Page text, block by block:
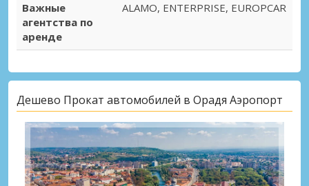
Важные
агентства по
аренде
ALAMO, ENTERPRISE, EUROPCAR
Дешево Прокат автомобилей в Орадя Аэропорт